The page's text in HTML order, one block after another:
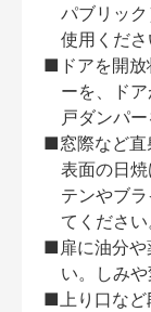
パブリッ
使用くださ
■ドアを開放
ーを、ド
戸ダンパー
■窓際など直
表面の日
テンやブ
てください
■扉に油分や
い。しみや
■上り口など